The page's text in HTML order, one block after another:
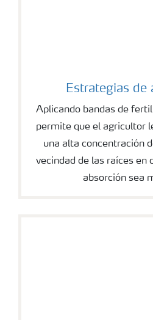
Estrategias de
Aplicando bandas de
permite que el agricultor
una alta concentración
vecindad de las raíces en
absorción sea